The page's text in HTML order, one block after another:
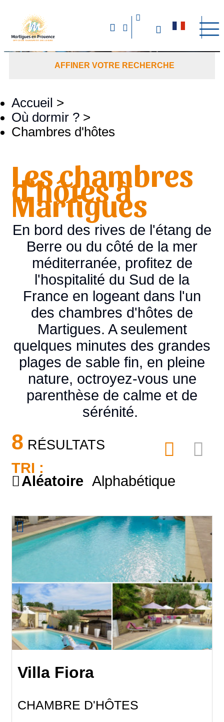
AFFINER VOTRE RECHERCHE
Accueil >
Où dormir ? >
Chambres d'hôtes
Les chambres
d'hôtes à
Martigues
En bord des rives de l'étang de
Berre ou du côté de la mer
méditerranée, profitez de
l'hospitalité du Sud de la
France en logeant dans l'un
des chambres d'hôtes de
Martigues. A seulement
quelques minutes des grandes
plages de sable fin, en pleine
nature, octroyez-vous une
parenthèse de calme et de
sérénité.
8 RÉSULTATS
TRI :
Aléatoire Alphabétique
Villa Fiora
CHAMBRE D'HÔTES